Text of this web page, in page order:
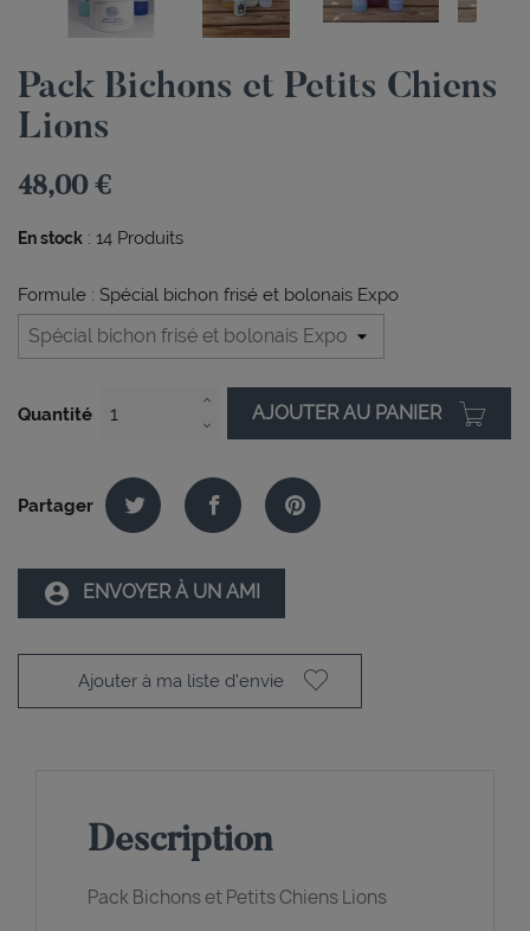
Pack Bichons et Petits Chiens
Lions
48,00 €
En stock : 14 Produits
Formule : Spécial bichon frisé et bolonais Expo
Quantité AJOUTER AU PANIER
Partager
account_circle ENVOYER À UN AMI
Description
Pack Bichons et Petits Chiens Lions